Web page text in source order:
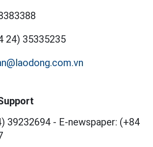
24) 35335235
39232694 - E-newspaper: (+84